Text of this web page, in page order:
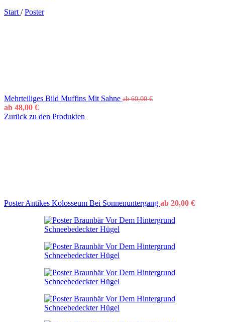
Start / Poster
Mehrteiliges Bild Muffins Mit Sahne ab60,00€
ab 48,00 €
Zurück zu den Produkten
Poster Antikes Kolosseum Bei Sonnenuntergang ab 20,00 €